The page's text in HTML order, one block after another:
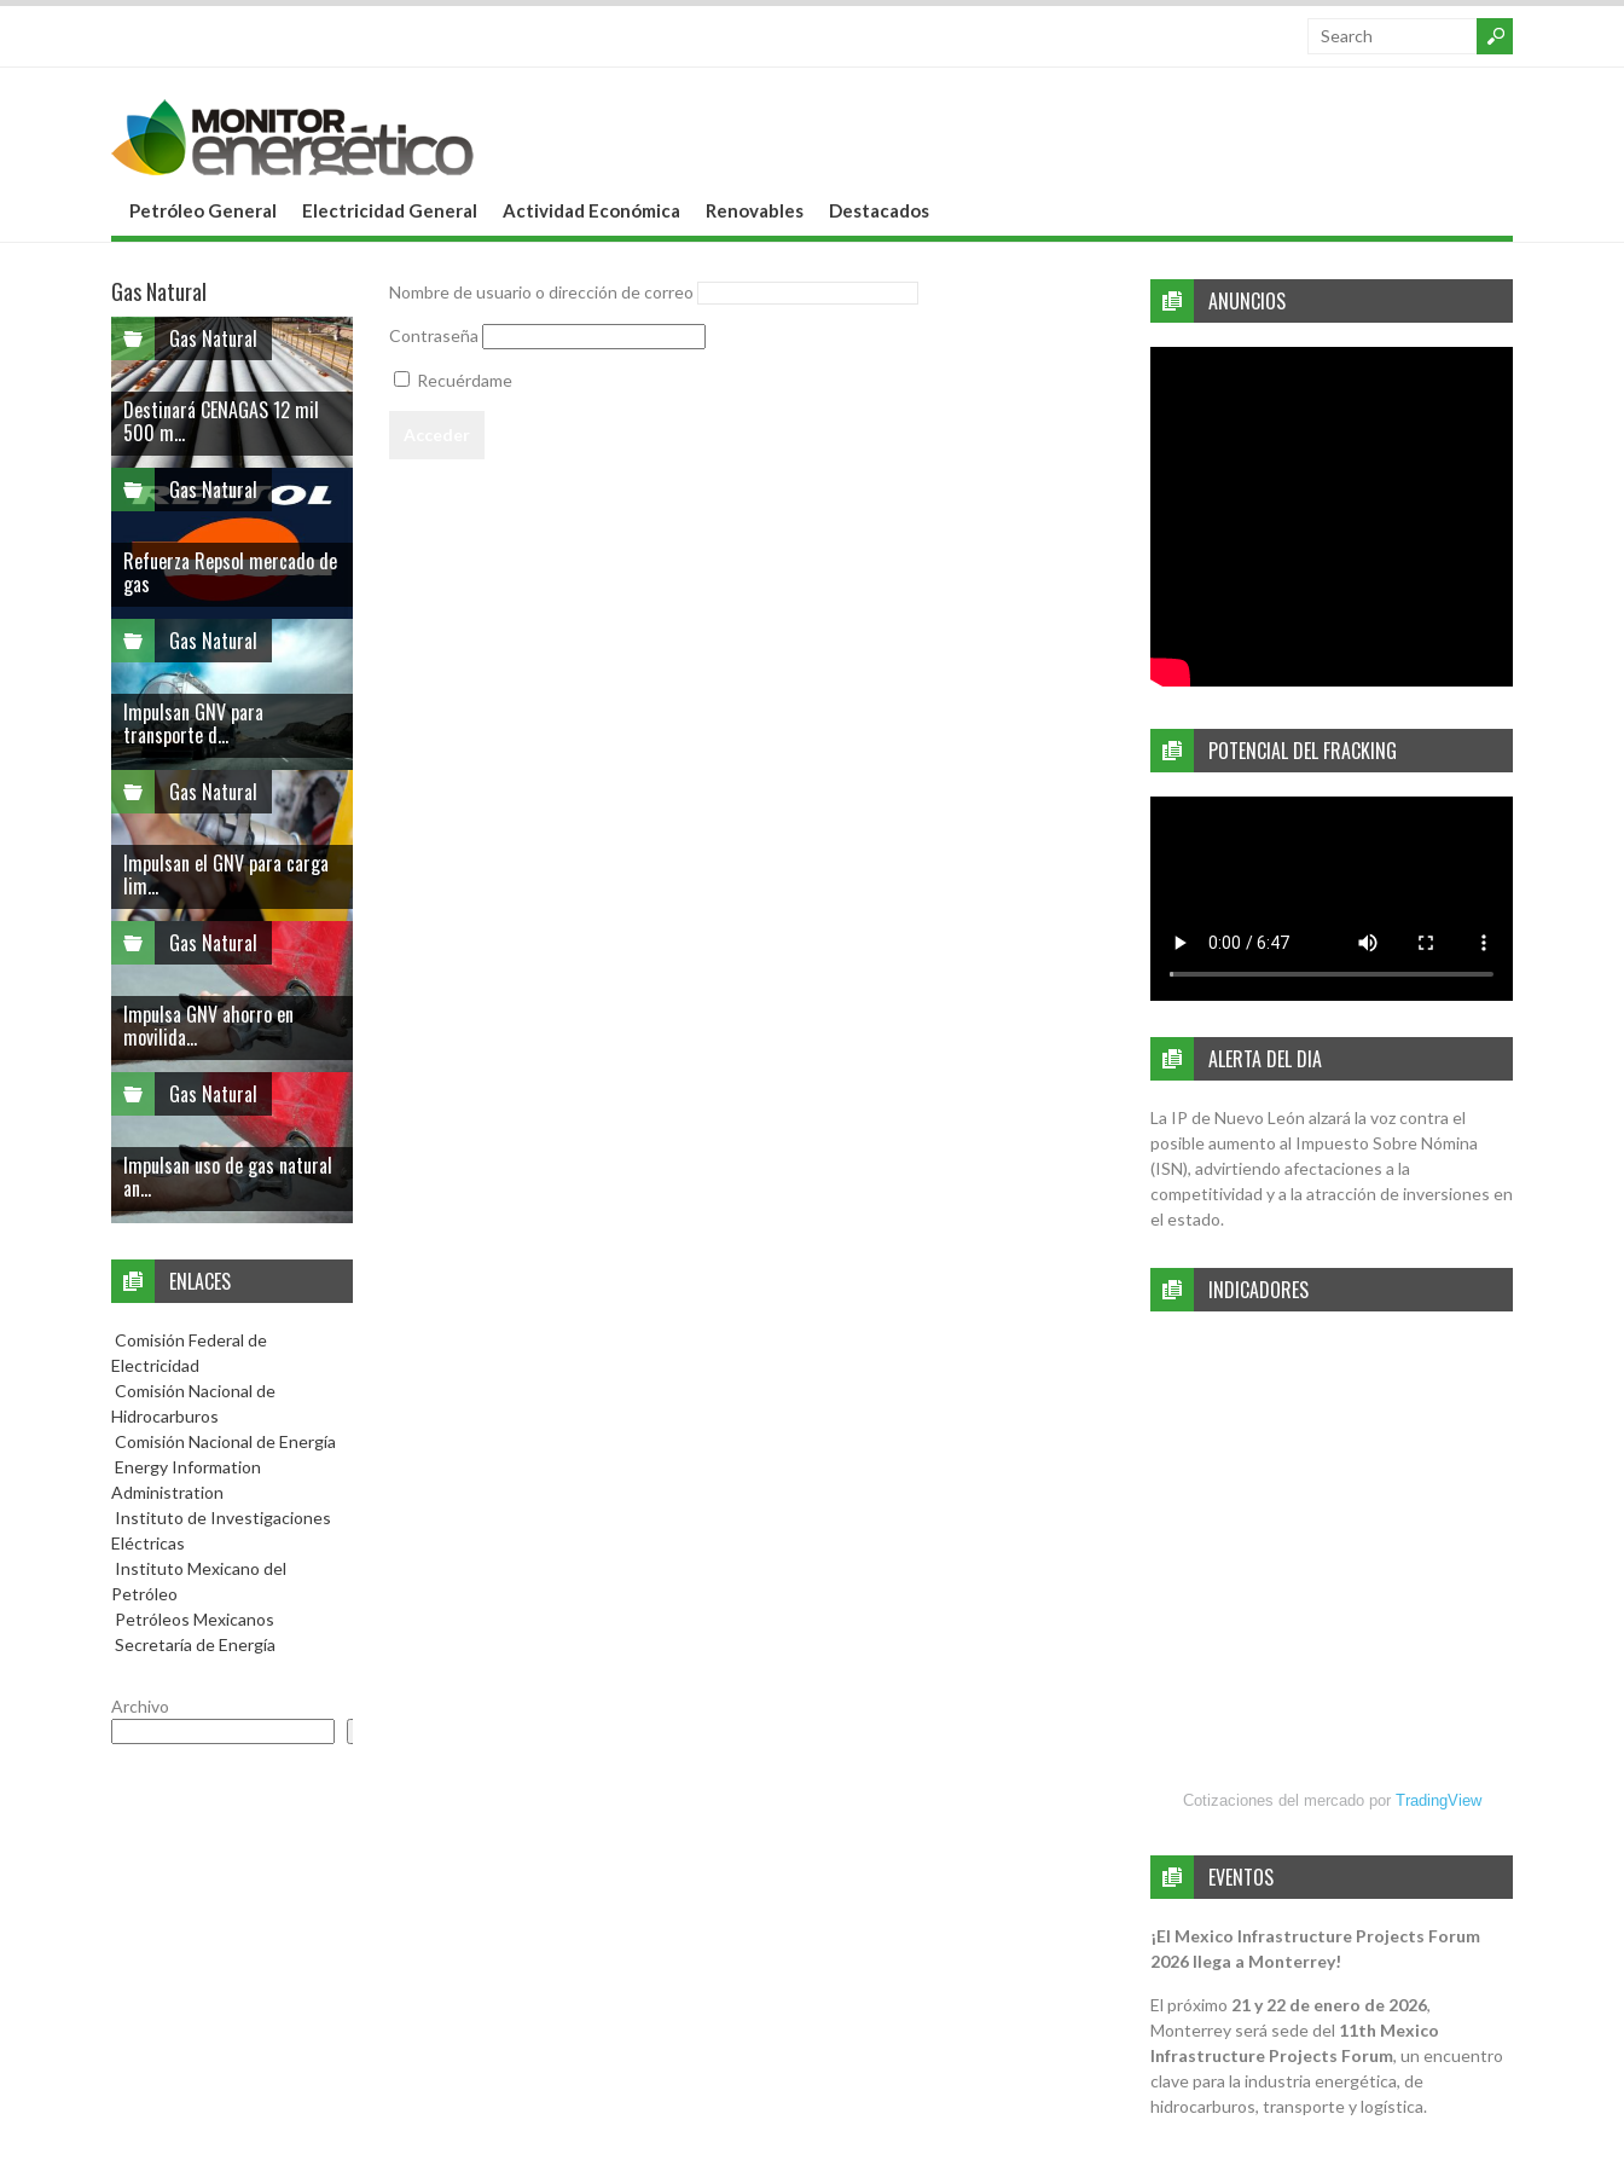
Petróleo General Electricidad General Actividad Económica Renovables Destacados
Nombre de usuario o dirección de correo
Contraseña
Recuérdame
ANUNCIOS
POTENCIAL DEL FRACKING
ALERTA DEL DIA
La IP de Nuevo León alzará la voz contra el
posible aumento al Impuesto Sobre Nómina
(ISN), advirtiendo afectaciones a la
competitividad y a la atracción de inversiones en
el estado.
INDICADORES
Cotizaciones del mercado por TradingView
EVENTOS
¡El Mexico Infrastructure Projects Forum
2026 llega a Monterrey!
El próximo 21 y 22 de enero de 2026,
Monterrey será sede del 11th Mexico
Infrastructure Projects Forum, un encuentro
clave para la industria energética, de
hidrocarburos, transporte y logística.
Gas Natural
Gas Natural
Destinará CENAGAS 12 mil
500 m...
Gas Natural
Refuerza Repsol mercado de
gas
Gas Natural
Impulsan GNV para
transporte d...
Gas Natural
Impulsan el GNV para carga
lim...
Gas Natural
Impulsa GNV ahorro en
movilida...
Gas Natural
Impulsan uso de gas natural
an...
ENLACES
Comisión Federal de
Electricidad
Comisión Nacional de
Hidrocarburos
Comisión Nacional de Energía
Energy Information
Administration
Instituto de Investigaciones
Eléctricas
Instituto Mexicano del
Petróleo
Petróleos Mexicanos
Secretaría de Energía
Archivo